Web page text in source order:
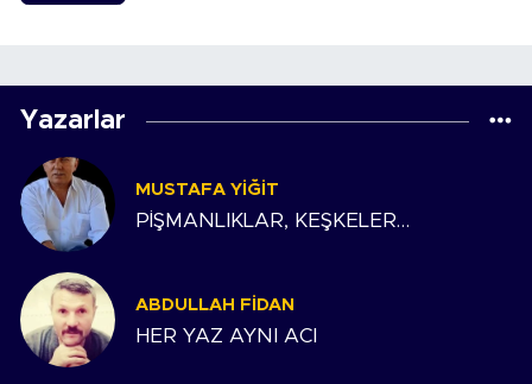
Yazarlar
MUSTAFA YIĞIT
PİŞMANLIKLAR, KEŞKELER…
ABDULLAH FIDAN
HER YAZ AYNI ACI